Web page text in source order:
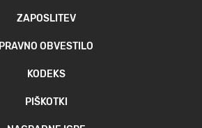
ZAPOSLITEV
PRAVNO OBVESTILO
KODEKS
PIŠKOTKI